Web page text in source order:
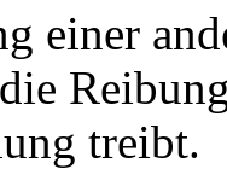
einer
treibt.